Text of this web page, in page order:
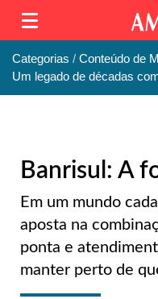
Categorias
Conteúdo de
Um legado de décadas
Banrisul: A
Em um mundo
aposta na
ponta e
manter perto de